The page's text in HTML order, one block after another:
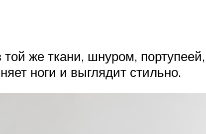
же ткани, шнуром,
ноги и выглядит стильно.